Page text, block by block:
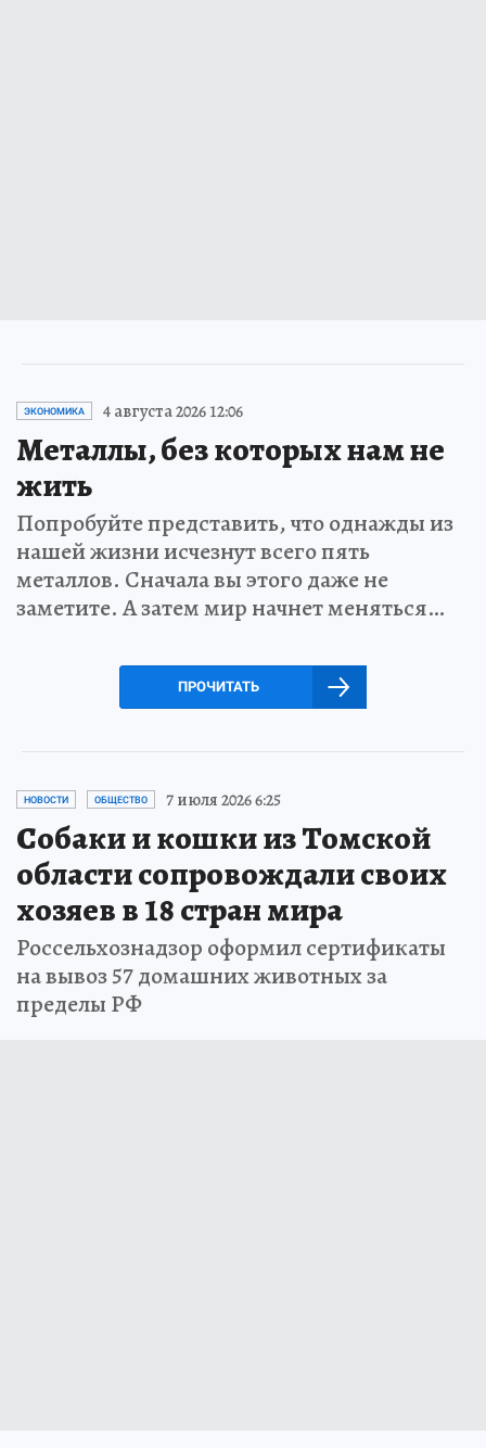
ЭКОНОМИКА 4 августа 2026 12:06
Металлы, без которых нам не
жить
Попробуйте представить, что однажды из
нашей жизни исчезнут всего пять
металлов. Сначала вы этого даже не
заметите. А затем мир начнет меняться…
ПРОЧИТАТЬ
НОВОСТИ ОБЩЕСТВО 7 июля 2026 6:25
Собаки и кошки из Томской
области сопровождали своих
хозяев в 18 стран мира
Россельхознадзор оформил сертификаты
на вывоз 57 домашних животных за
пределы РФ